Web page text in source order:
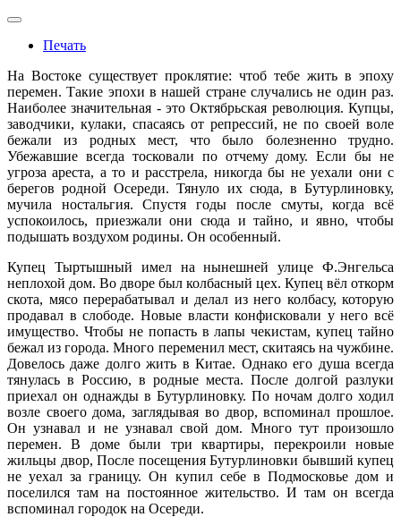
Печать
На Востоке существует проклятие: чтоб тебе жить в эпоху
перемен. Такие эпохи в нашей стране случались не один раз.
Наиболее значительная - это Октябрьская революция. Купцы,
заводчики, кулаки, спасаясь от репрессий, не по своей воле
бежали из родных мест, что было болезненно трудно.
Убежавшие всегда тосковали по отчему дому. Если бы не
угроза ареста, а то и расстрела, никогда бы не уехали они с
берегов родной Осереди. Тянуло их сюда, в Бутурлиновку,
мучила ностальгия. Спустя годы после смуты, когда всё
успокоилось, приезжали они сюда и тайно, и явно, чтобы
подышать воздухом родины. Он особенный.
Купец Тыртышный имел на нынешней улице Ф.Энгельса
неплохой дом. Во дворе был колбасный цех. Купец вёл откорм
скота, мясо перерабатывал и делал из него колбасу, которую
продавал в слободе. Новые власти конфисковали у него всё
имущество. Чтобы не попасть в лапы чекистам, купец тайно
бежал из города. Много переменил мест, скитаясь на чужбине.
Довелось даже долго жить в Китае. Однако его душа всегда
тянулась в Россию, в родные места. После долгой разлуки
приехал он однажды в Бутурлиновку. По ночам долго ходил
возле своего дома, заглядывая во двор, вспоминал прошлое.
Он узнавал и не узнавал свой дом. Много тут произошло
перемен. В доме были три квартиры, перекроили новые
жильцы двор, После посещения Бутурлиновки бывший купец
не уехал за границу. Он купил себе в Подмосковье дом и
поселился там на постоянное жительство. И там он всегда
вспоминал городок на Осереди.